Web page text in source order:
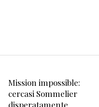
Mission impossible:
cercasi Sommelier
disperatamente